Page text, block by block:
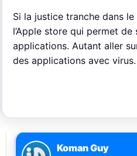
Si la justice tranche dans
l’Apple store qui permet de
applications. Autant aller
des applications avec virus.
Koman Guy